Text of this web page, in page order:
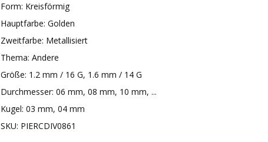
Form: Kreisförmig
Hauptfarbe: Golden
Zweitfarbe: Metallisiert
Thema: Andere
Größe: 1.2 mm / 16 G, 1.6 mm / 14 G
Durchmesser: 06 mm, 08 mm, 10 mm, ...
Kugel: 03 mm, 04 mm
SKU: PIERCDIV0861